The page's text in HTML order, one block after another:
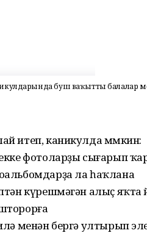
буш ваҡытты балалар
итеп, каникулда мөмкин:
фотоларҙы сығарып
ла һаҡлана
күрешмәгән алыҫ
менән бергә ултырып